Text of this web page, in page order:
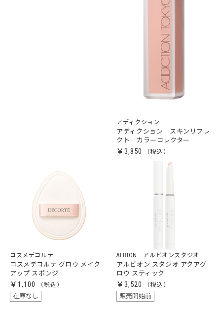
アディクション
アディクション スキンリフレ
クト カラーコレクター
￥3,850
コスメデコルテ
コスメデコルテ グロウ メイク
アップ スポンジ
￥1,100
在庫なし
ALBION アルビオンスタジオ
アルビオン スタジオ アクアグ
ロウ スティック
￥3,520
販売開始前